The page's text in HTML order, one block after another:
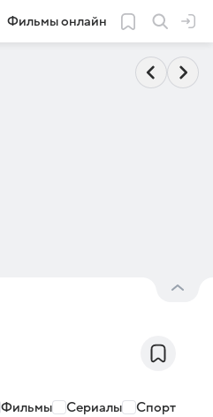
Фильмы онлайн
Фильмы Сериалы Спорт